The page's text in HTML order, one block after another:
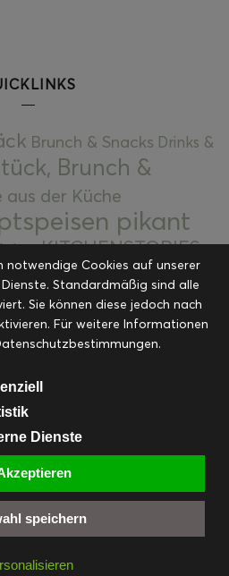
Brunch & Snacks Drinks &
Brunch &
aus der Küche
pikant
KITCHENSTORIES
Desserts Kuchen und
Mitbringsel &
Kategorie Ostern Resteküche
SliderStartseite
Vorspeisen
& Suppen
& Events
PINTEREST
EMAIL
notwendige Cookies auf unserer
Standardmäßig sind alle
Sie können diese jedoch nach
Für weitere Informationen
Dienste
speichern